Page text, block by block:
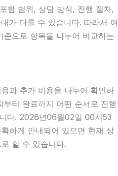
함 범위, 상담 방식, 진행 절차,
가 다를 수 있습니다. 따라서 여
으로 항목을 나누어 비교하는
과 추가 비용을 나누어 확인하
터 완료까지 어떤 순서로 진행
다. 2026년06월02일 00시53
하게 안내되어 있으면 현재 상
할 수 있습니다.